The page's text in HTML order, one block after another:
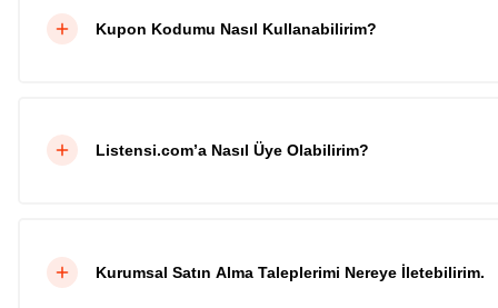
Kupon Kodumu Nasıl Kullanabilirim?
Listensi.com’a Nasıl Üye Olabilirim?
Kurumsal Satın Alma Taleplerimi Nereye İletebilirim.